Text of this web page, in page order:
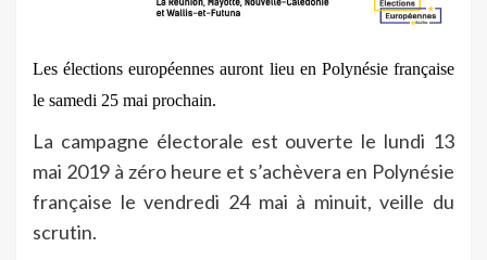
Les élections européennes auront lieu en Polynésie française
le samedi 25 mai prochain.
La campagne électorale est ouverte le lundi 13
mai 2019 à zéro heure et s’achèvera en Polynésie
française le vendredi 24 mai à minuit, veille du
scrutin.